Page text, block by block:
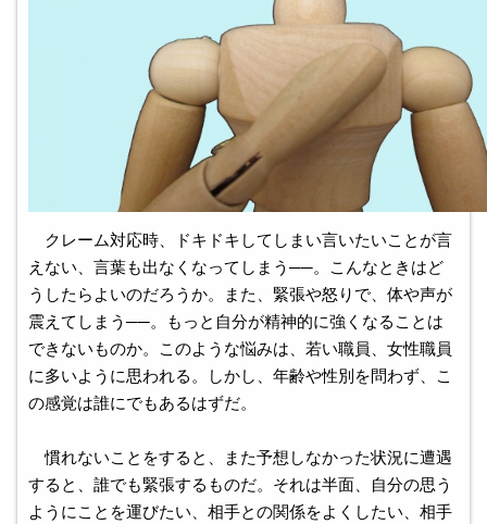
クレーム対応時、ドキドキしてしまい言いたいことが言
えない、言葉も出なくなってしまう──。こんなときはど
うしたらよいのだろうか。また、緊張や怒りで、体や声が
震えてしまう──。もっと自分が精神的に強くなることは
できないものか。このような悩みは、若い職員、女性職員
に多いように思われる。しかし、年齢や性別を問わず、こ
の感覚は誰にでもあるはずだ。
慣れないことをすると、また予想しなかった状況に遭遇
すると、誰でも緊張するものだ。それは半面、自分の思う
ようにことを運びたい、相手との関係をよくしたい、相手